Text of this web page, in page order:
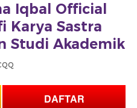
Iqbal Official
Karya Sastra
Studi Akademik
DAFTAR